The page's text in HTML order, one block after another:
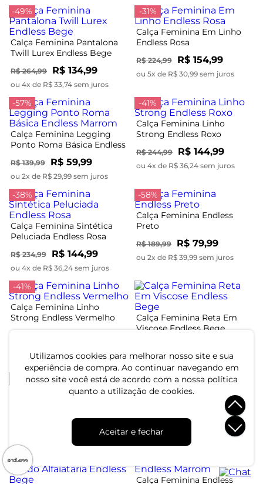
Utilizamos cookies para melhorar nosso site e sua
experiência de compra. Ao continuar navegando em
nosso site você está de acordo com a nossa política
quanto a utilização de cookies.
Aceitar e fechar
-49%
Calça Feminina Pantalona
Twill Lurex Endless Bege
R$ 264,99 R$ 134,99
ou 4x de R$ 33,74 sem juros
-31%
Calça Feminina Em Linho
Endless Rosa
R$ 224,99 R$ 154,99
ou 5x de R$ 30,99 sem juros
-57%
Calça Feminina Legging
Ponto Roma Básica Endless
R$ 139,99 R$ 59,99
ou 2x de R$ 29,99 sem juros
-41%
Calça Feminina Linho
Strong Endless Roxo
R$ 244,99 R$ 144,99
ou 4x de R$ 36,24 sem juros
-38%
Calça Feminina Sintética
Peluciada Endless Rosa
R$ 234,99 R$ 144,99
ou 4x de R$ 36,24 sem juros
-58%
Calça Feminina Endless
Preto
R$ 189,99 R$ 79,99
ou 2x de R$ 39,99 sem juros
-41%
Calça Feminina Linho
Strong Endless Vermelho
Calça Feminina Reta Em
Viscose Endless Bege
ou 5x de R$ 33,99 sem juros
-49%
Calça Cenoura Piquet
ou 4x de R$ 29,99 sem juros
-53%
Feminina Endless Preto
R$ 244,99
ou 3x de R$ 38,33 sem juros
Calça Feminina Endless